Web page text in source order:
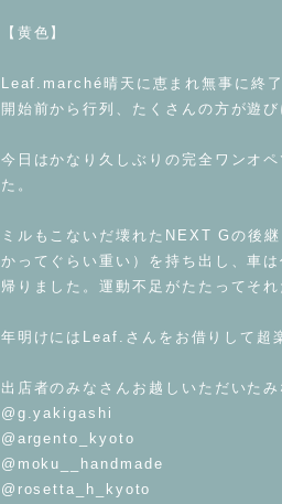
【黄色】
Leaf.marché晴天に恵まれ無事に終了
開始前から行列、たくさんの方が遊
今日はかなり久しぶりの完全ワンオ
た。
ミルもこないだ壊れたNEXT Gの後
かってぐらい重い）を持ち出し、車
帰りました。運動不足がたたってそ
年明けにはLeaf.さんをお借りして超
出店者のみなさんお越しいただいた
@g.yakigashi
@argento_kyoto
@moku__handmade
@rosetta_h_kyoto